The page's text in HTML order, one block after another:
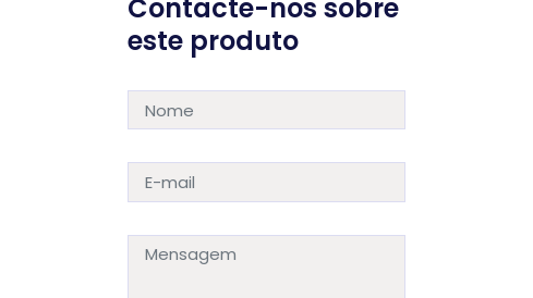
Contacte-nos sobre
este produto